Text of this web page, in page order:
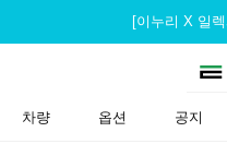
[이누리 X 일
차량 옵션 공지